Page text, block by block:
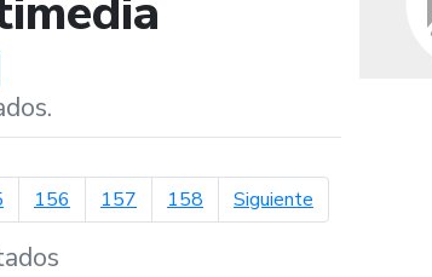
de búsqueda
156 157 158 Siguiente